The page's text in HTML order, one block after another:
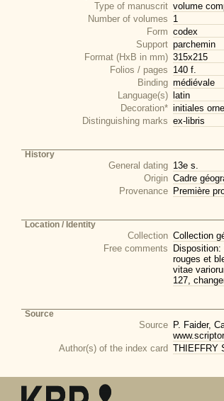
Type of manuscrit volume
Number of volumes 1
Form codex
Support parchemin
Format (HxB in mm) 315x215
Folios / pages 140 f.
Binding médiévale
Language(s)
latin
Decoration* initiales
Distinguishing marks ex-libris
History
General dating 13e s.
Origin Cadre
Provenance Première
Location / Identity
Collection Collection
Free comments
rouges et
vitae
127,
Source
Source P. Faider,
Author(s) of the index card THIEFFRY